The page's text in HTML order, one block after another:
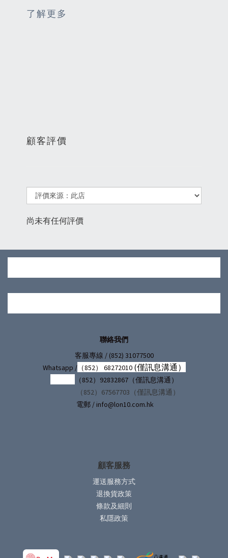
了解更多
顧客評價
尚未有任何評價
聯絡我們
客服專線 / (852) 31077500
Whatsapp /（852） 68272010 (僅訊息溝通）
（852）92832867（僅訊息溝通）
（852）67567703（僅訊息溝通）
電郵 / info@lon10.com.hk
顧客服務
運送服務方式
退換貨政策
條款及細則
私隱政策